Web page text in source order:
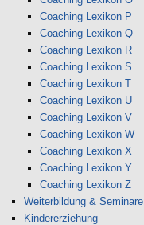
Coaching Lexikon P
Coaching Lexikon Q
Coaching Lexikon R
Coaching Lexikon S
Coaching Lexikon T
Coaching Lexikon U
Coaching Lexikon V
Coaching Lexikon W
Coaching Lexikon X
Coaching Lexikon Y
Coaching Lexikon Z
Weiterbildung & Seminare
Kindererziehung